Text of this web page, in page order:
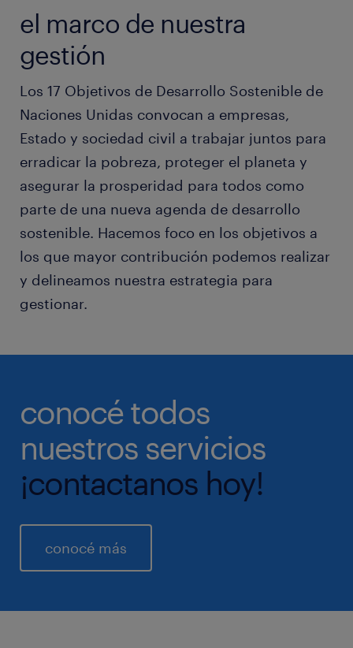
el marco de nuestra
gestión
Los 17 Objetivos de Desarrollo Sostenible de
Naciones Unidas convocan a empresas,
Estado y sociedad civil a trabajar juntos para
erradicar la pobreza, proteger el planeta y
asegurar la prosperidad para todos como
parte de una nueva agenda de desarrollo
sostenible. Hacemos foco en los objetivos a
los que mayor contribución podemos realizar
y delineamos nuestra estrategia para
gestionar.
conocé todos
nuestros servicios
¡contactanos hoy!
conocé más